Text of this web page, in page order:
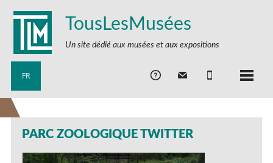
TousLesMusées
Un site dédié aux musées et aux expositions
FR
PARC ZOOLOGIQUE TWITTER